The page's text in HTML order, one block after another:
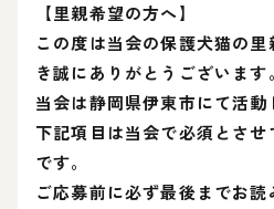
【里親希望の方へ】
この度は当会の保護犬猫の
き誠にありがとうございます。
当会は静岡県伊東市にて活動
下記項目は当会で必須とさ
です。
ご応募前に必ず最後までお読